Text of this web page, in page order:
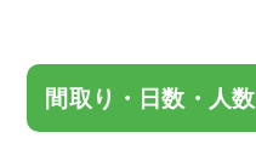
間取り・日数・人数